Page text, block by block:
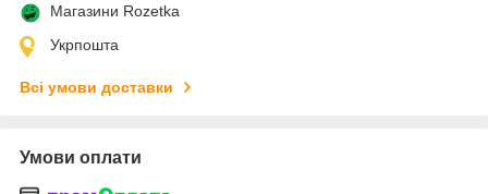
Магазини Rozetka
Укрпошта
Всі умови доставки
Умови оплати